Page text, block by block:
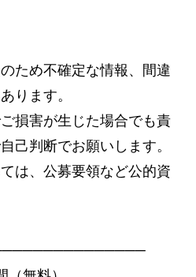
ため不確定な情報、間違
ります。
損害が生じた場合でも責
己判断でお願いします。
は、公募要領など公的資